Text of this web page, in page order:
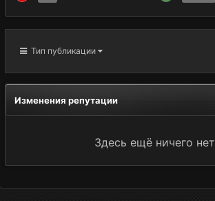
Тип публикации
Изменения репутации
Здесь ещё ничего нет